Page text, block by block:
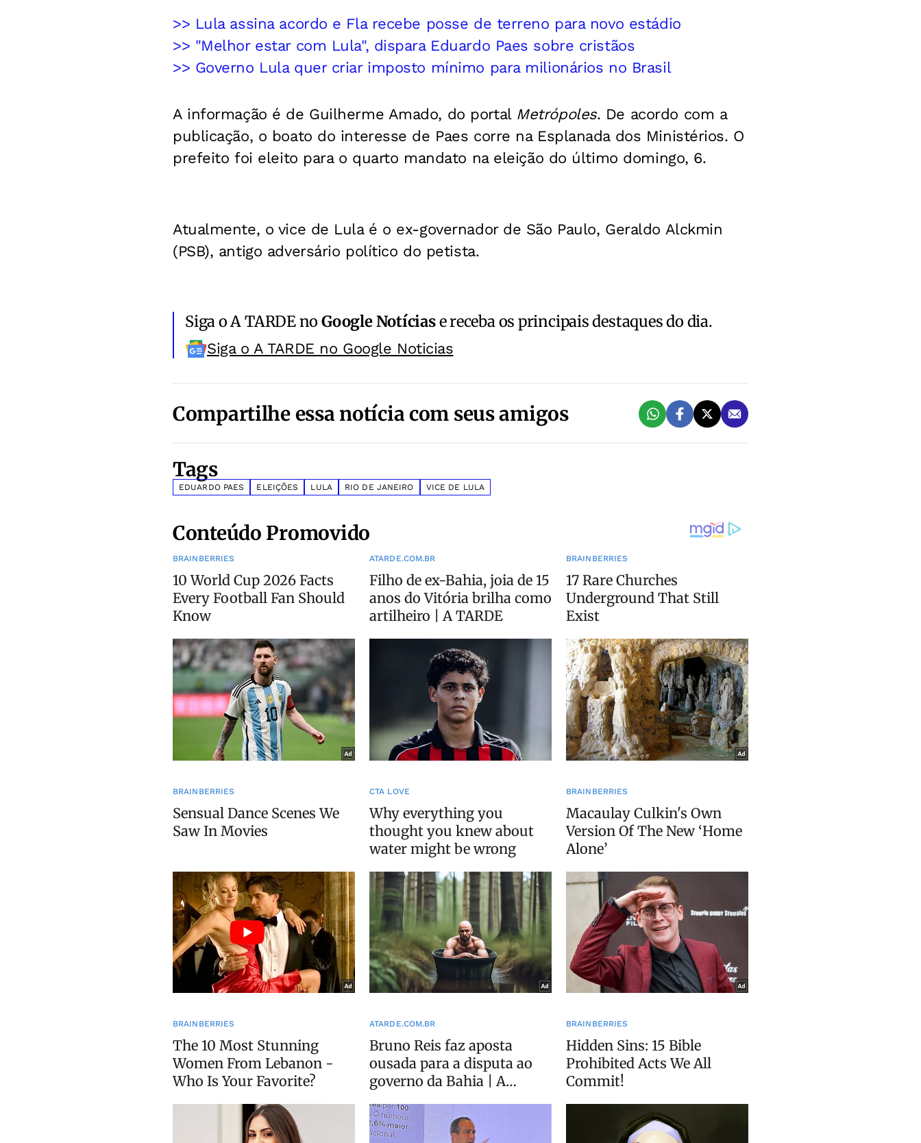
>> Lula assina acordo e Fla recebe posse de terreno para novo estádio
>> "Melhor estar com Lula", dispara Eduardo Paes sobre cristãos
>> Governo Lula quer criar imposto mínimo para milionários no Brasil
A informação é de Guilherme Amado, do portal Metrópoles. De acordo com a
publicação, o boato do interesse de Paes corre na Esplanada dos Ministérios. O
prefeito foi eleito para o quarto mandato na eleição do último domingo, 6.
Atualmente, o vice de Lula é o ex-governador de São Paulo, Geraldo Alckmin
(PSB), antigo adversário político do petista.
Siga o A TARDE noGoogle Notíciase receba os principais destaques do dia.
Siga o A TARDE no Google Noticias
Compartilhe essa notícia com seus amigos
Tags
EDUARDO PAES ELEIÇÕES LULA RIO DE JANEIRO VICE DE LULA